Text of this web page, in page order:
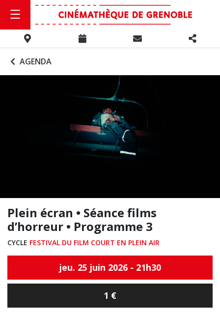
AGENDA
Plein écran • Séance films
d’horreur • Programme 3
CYCLE FESTIVAL DU FILM COURT EN PLEIN AIR
jeu. 25 juin 2026 - 21h30
1 €